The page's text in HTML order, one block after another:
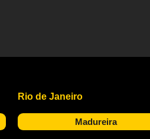
Rio de Janeiro
Madureira